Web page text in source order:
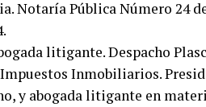
Notaría Pública Número 24
litigante. Despacho
Inmobiliarios.
y abogada litigante en